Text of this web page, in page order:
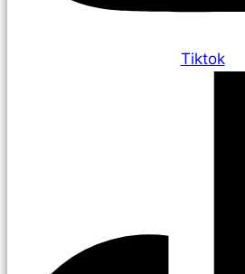
Tiktok